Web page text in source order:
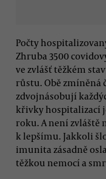
Počty
Zhruba 3500
ve zvlášť těžkém
růstu. Obě zmíněná
zdvojnásobují
křivky hospitalizací
roku. A není zvláště
k lepšímu. Jakkoli
imunita zásadně
těžkou nemocí a